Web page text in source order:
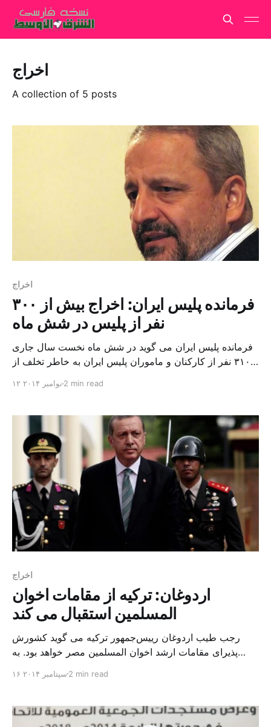
اخراج
A collection of 5 posts
اخراج
فرمانده پلیس ایران: اخراج بیش از ۳۰۰
نفر از پلیس در شش ماه
فرمانده پلیس ایران می گوید در شش ماه نخست سال جاری
۳۱۰ نفر از کارکنان و ماموران پلیس ایران به خاطر تخلف از
چهارشنبه در همایش ملی پلیس و ارتقای سلامت اداری در
۱۲ نوامبر ۲۰۱۴ 2 min read
اخراج
اردوغان: ترکیه از مقامات اخوان
المسلمین استقبال می کند
رجب طیب اردوغان رییس‌جمهور ترکیه می گوید کشورش
پذیرای مقامات ارشد اخوان المسلمین مصر خواهد بود. به
از سفر به قطر در جمع خبرنگاران گفت: «اگر رهبران ارشد
استقبال می کنیم.» بعضی مقامات اخوان [&h
۱۶ سپتامبر ۲۰۱۴ 2 min read